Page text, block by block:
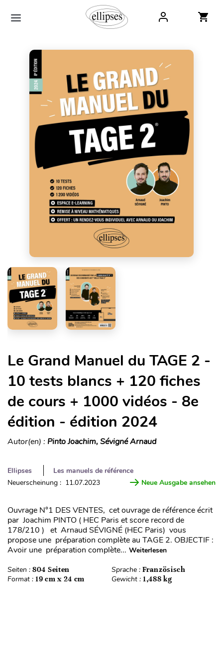
Le Grand Manuel du TAGE 2 -
10 tests blancs + 120 fiches
de cours + 1000 vidéos - 8e
édition - édition 2024
Autor(en) : Pinto Joachim, Sévigné Arnaud
Ellipses
Les manuels de référence
Neuerscheinung : 11.07.2023
Neue Ausgabe ansehen
Ouvrage N°1 DES VENTES, cet ouvrage de référence écrit
par Joachim PINTO ( HEC Paris et score record de
178/210 ) et Arnaud SÉVIGNÉ (HEC Paris) vous
propose une préparation complète au TAGE 2. OBJECTIF :
Avoir une préparation complète... Weiterlesen
Seiten : 804 Seiten Sprache : Französisch
Format : 19 cm x 24 cm Gewicht : 1,488 kg